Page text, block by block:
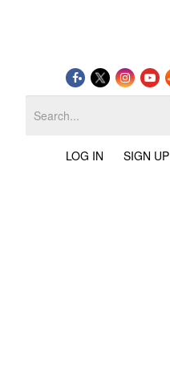
LOG IN SIGN UP